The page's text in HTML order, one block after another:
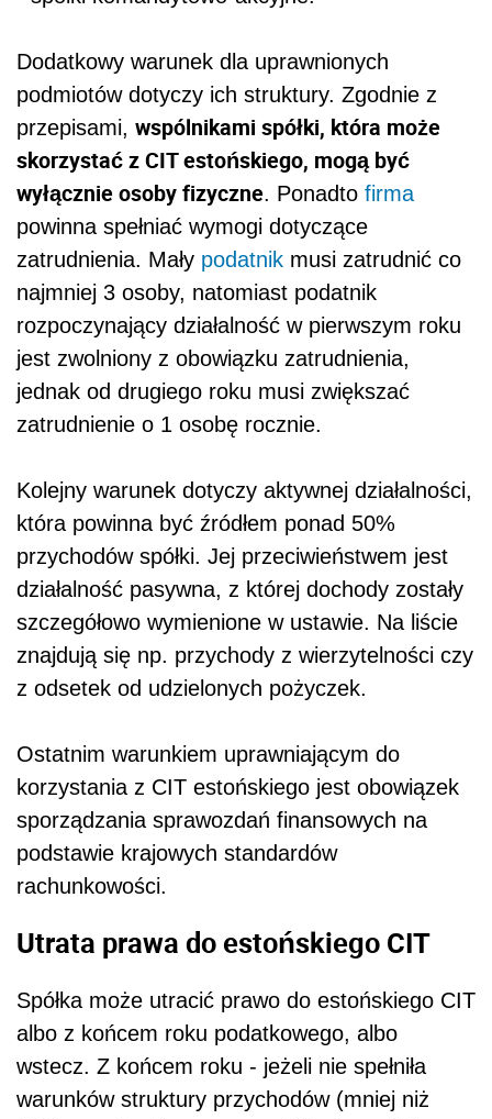
Dodatkowy warunek dla uprawnionych
podmiotów dotyczy ich struktury. Zgodnie z
przepisami, wspólnikami spółki, która może
skorzystać z CIT estońskiego, mogą być
wyłącznie osoby fizyczne. Ponadto firma
powinna spełniać wymogi dotyczące
zatrudnienia. Mały podatnik musi zatrudnić co
najmniej 3 osoby, natomiast podatnik
rozpoczynający działalność w pierwszym roku
jest zwolniony z obowiązku zatrudnienia,
jednak od drugiego roku musi zwiększać
zatrudnienie o 1 osobę rocznie.
Kolejny warunek dotyczy aktywnej działalności,
która powinna być źródłem ponad 50%
przychodów spółki. Jej przeciwieństwem jest
działalność pasywna, z której dochody zostały
szczegółowo wymienione w ustawie. Na liście
znajdują się np. przychody z wierzytelności czy
z odsetek od udzielonych pożyczek.
Ostatnim warunkiem uprawniającym do
korzystania z CIT estońskiego jest obowiązek
sporządzania sprawozdań finansowych na
podstawie krajowych standardów
rachunkowości.
Utrata prawa do estońskiego CIT
Spółka może utracić prawo do estońskiego CIT
albo z końcem roku podatkowego, albo
wstecz. Z końcem roku - jeżeli nie spełniła
warunków struktury przychodów (mniej niż